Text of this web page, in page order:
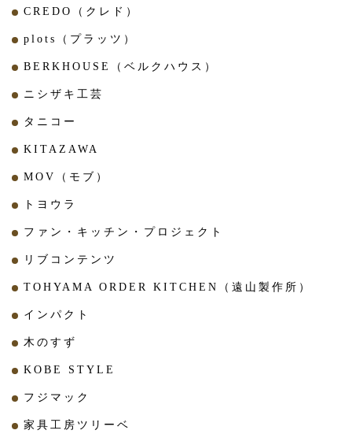
CREDO（クレド）
plots（プラッツ）
BERKHOUSE（ベルクハウス）
ニシザキ工芸
タニコー
KITAZAWA
MOV（モブ）
トヨウラ
ファン・キッチン・プロジェクト
リブコンテンツ
TOHYAMA ORDER KITCHEN（遠山製作所）
インパクト
木のすず
KOBE STYLE
フジマック
家具工房ツリーベ